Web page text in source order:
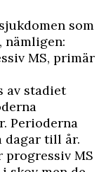
som
nämligen:
MS, primär
av stadiet
Perioderna
dagar till år.
progressiv MS